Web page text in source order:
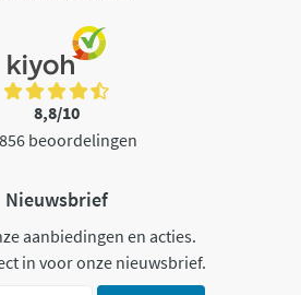
8,8/10
beoordelingen
Nieuwsbrief
aanbiedingen en acties.
in voor onze nieuwsbrief.